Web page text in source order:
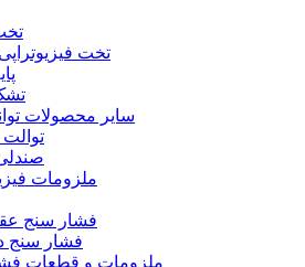
تخت
سایر محصولات
ملزومات
فشار سنج
فشار سنج
ملزومات و قطعات